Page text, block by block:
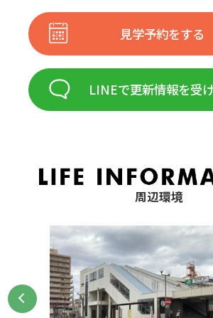
見学予約をする
LINEで更新情報を受
周辺環境